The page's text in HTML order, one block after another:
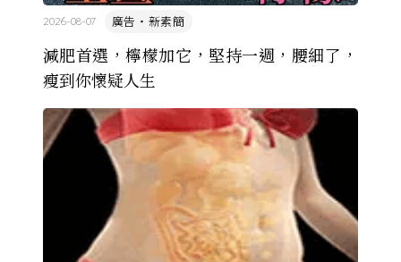
減肥首選，檸檬加它，堅持一週，腰細了，
瘦到你懷疑人生
廣告・新素簡
2026-08-07